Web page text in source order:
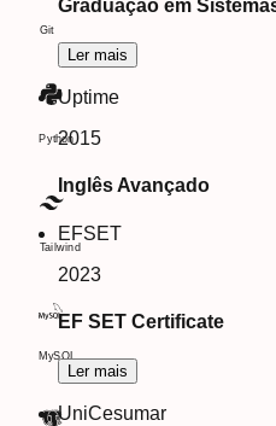
Git
Python
Tailwind
MySQL
Graduação em
Ler mais
Uptime
2015
Inglês Avançado
EFSET
2023
EF SET Certificate
Ler mais
UniCesumar